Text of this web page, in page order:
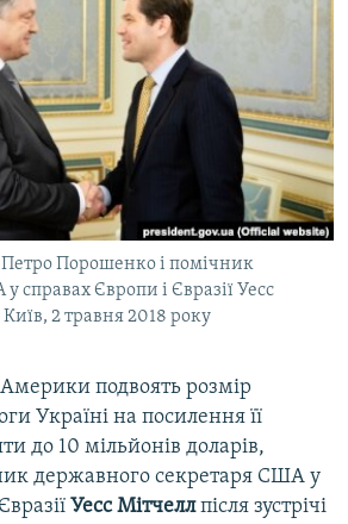
КРИМУ
Порошенко і помічник
справах Європи і Євразії Уесс
2 травня 2018 року
подвоять розмір
Україні на посилення її
до 10 мільйонів доларів,
державного секретаря США у
Уесс Мітчеллпісля зустрічі